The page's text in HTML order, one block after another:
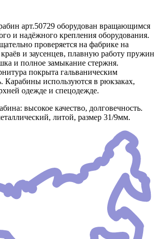
арт.50729 оборудован вращающимся
и надёжного крепления оборудования.
проверяется на фабрике на
и заусенцев, плавную работу пружин
и полное замыкание стержня.
покрыта гальваническим
Карабины используются в рюкзаках,
одежде и спецодежде.
высокое качество, долговечность.
литой, размер 31/9мм.